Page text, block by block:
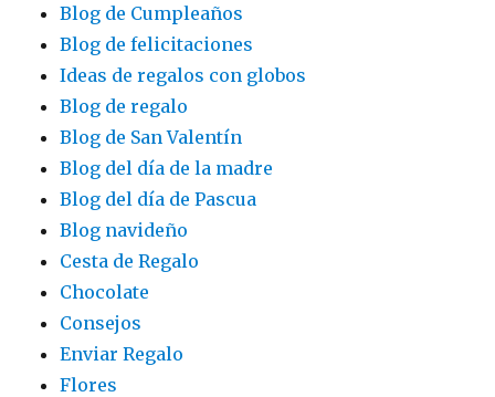
Blog de Cumpleaños
Blog de felicitaciones
Ideas de regalos con globos
Blog de regalo
Blog de San Valentín
Blog del día de la madre
Blog del día de Pascua
Blog navideño
Cesta de Regalo
Chocolate
Consejos
Enviar Regalo
Flores